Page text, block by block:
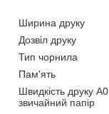
Ширина друку
Дозвіл друку
Тип чорнила
Пам'ять
Швидкість друку А0,
звичайний папір